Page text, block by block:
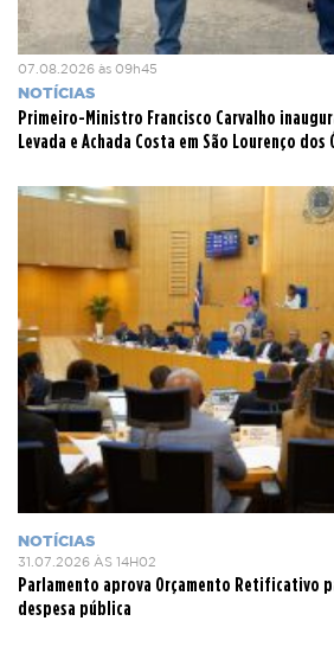
07.08.2026 às 09h45
NOTÍCIAS
Primeiro-Ministro Francisco Carvalho
Levada e Achada Costa em São Lourenço dos
NOTÍCIAS
31.07.2026 ÀS 14H02
Parlamento aprova Orçamento Retificativo
despesa pública